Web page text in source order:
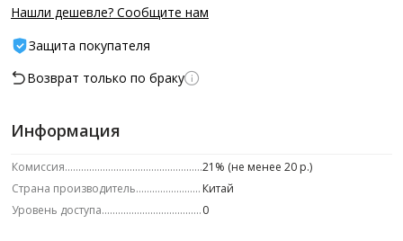
Нашли дешевле? Сообщите нам
Защита покупателя
Возврат только по браку
Информация
Комиссия
21% (не менее 20 р.)
Страна производитель
Китай
Уровень доступа
0